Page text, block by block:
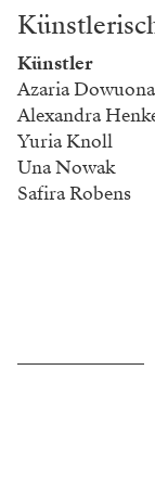
Künstler
Azaria
Alexandra
Yuria Knoll
Una Nowak
Safira Robens